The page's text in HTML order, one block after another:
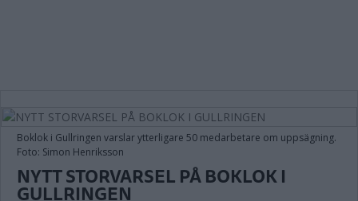
Boklok i Gullringen varslar ytterligare 50 medarbetare om uppsägning.
Foto: Simon Henriksson
NYTT STORVARSEL PÅ BOKLOK I
GULLRINGEN